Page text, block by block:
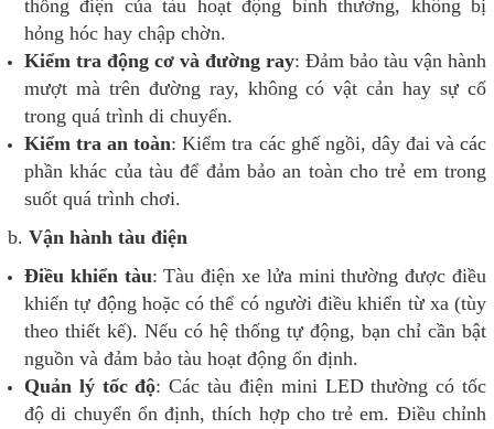
thống điện của tàu hoạt động bình thường, không bị
hỏng hóc hay chập chờn.
Kiểm tra động cơ và đường ray: Đảm bảo tàu vận hành
mượt mà trên đường ray, không có vật cản hay sự cố
trong quá trình di chuyển.
Kiểm tra an toàn: Kiểm tra các ghế ngồi, dây đai và các
phần khác của tàu để đảm bảo an toàn cho trẻ em trong
suốt quá trình chơi.
b. Vận hành tàu điện
Điều khiển tàu: Tàu điện xe lửa mini thường được điều
khiển tự động hoặc có thể có người điều khiển từ xa (tùy
theo thiết kế). Nếu có hệ thống tự động, bạn chỉ cần bật
nguồn và đảm bảo tàu hoạt động ổn định.
Quản lý tốc độ: Các tàu điện mini LED thường có tốc
độ di chuyển ổn định, thích hợp cho trẻ em. Điều chỉnh